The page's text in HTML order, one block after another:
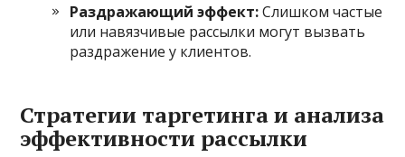
Раздражающий эффект:Слишком частые
или навязчивые рассылки могут вызвать
раздражение у клиентов.
Стратегии таргетинга и анализа
эффективности рассылки